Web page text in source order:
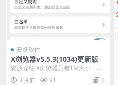
安卓软件
X浏览器v5.5.3(1034)更新版
资源介绍 X浏览器只有1M大小，占
用极少的资源，启动速度飞快。支
3 月前 91 0